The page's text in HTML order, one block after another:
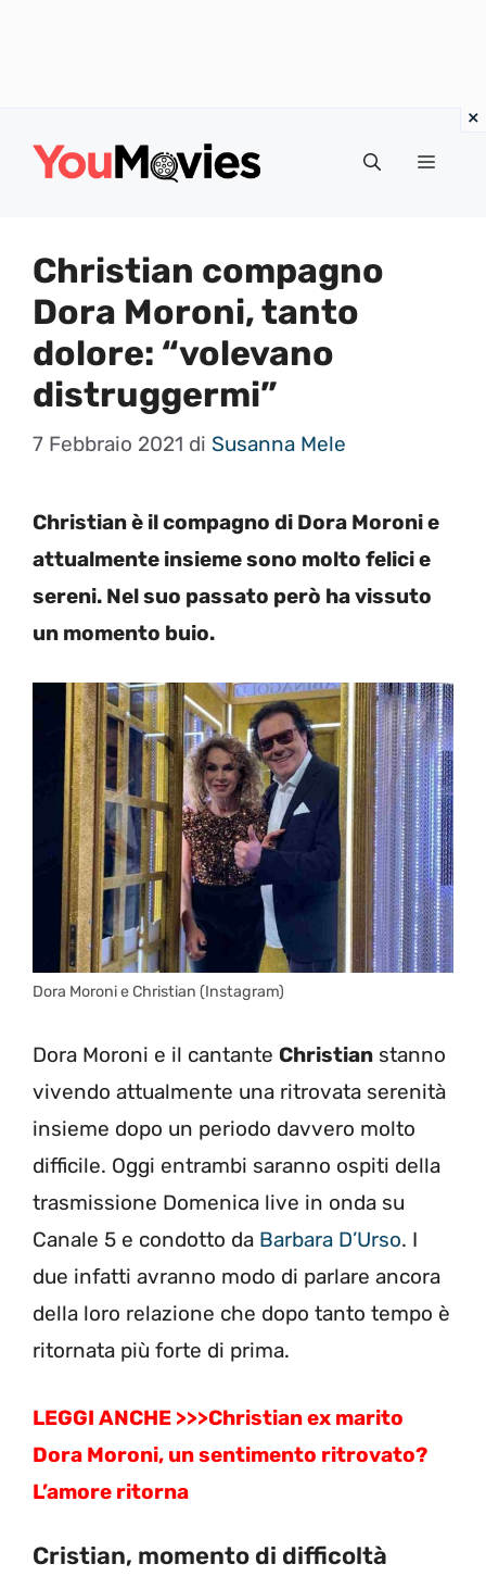
Menu
Christian compagno
Dora Moroni, tanto
dolore: “volevano
distruggermi”
7 Febbraio 2021 di Susanna Mele
Christian è il compagno di Dora Moroni e
attualmente insieme sono molto felici e
sereni. Nel suo passato però ha vissuto
un momento buio.
Dora Moroni e Christian (Instagram)
Dora Moroni e il cantante Christian stanno
vivendo attualmente una ritrovata serenità
insieme dopo un periodo davvero molto
difficile. Oggi entrambi saranno ospiti della
trasmissione Domenica live in onda su
Canale 5 e condotto da Barbara D’Urso. I
due infatti avranno modo di parlare ancora
della loro relazione che dopo tanto tempo è
ritornata più forte di prima.
LEGGI ANCHE >>>Christian ex marito
Dora Moroni, un sentimento ritrovato?
L’amore ritorna
Cristian, momento di difficoltà